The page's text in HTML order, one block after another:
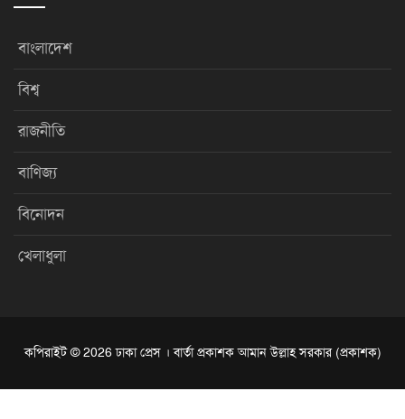
বাংলাদেশ
বিশ্ব
রাজনীতি
বাণিজ্য
বিনোদন
খেলাধুলা
কপিরাইট © 2026 ঢাকা প্রেস । বার্তা প্রকাশক আমান উল্লাহ সরকার (প্রকাশক)